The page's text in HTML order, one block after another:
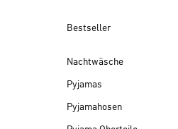
Bestseller
Nachtwäsche
Pyjamas
Pyjamahosen